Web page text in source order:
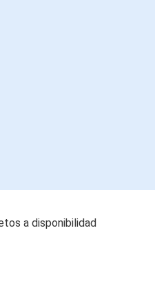
a disponibilidad